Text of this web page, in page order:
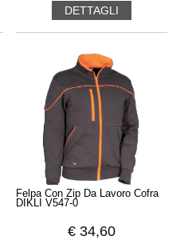
DETTAGLI
Felpa Con Zip Da Lavoro Cofra
DIKLI V547-0
€ 34,60